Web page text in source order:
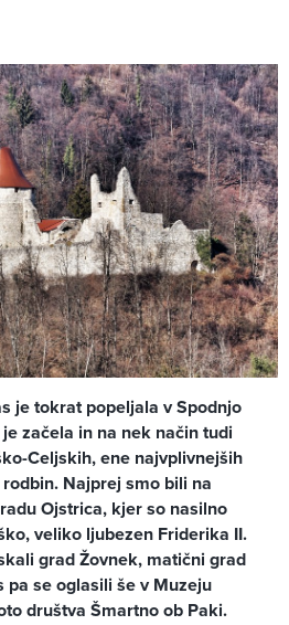
je tokrat popeljala v Spodnjo
začela in na nek način tudi
Celjskih, ene najvplivnejših
Najprej smo bili na
Ojstrica, kjer so nasilno
veliko ljubezen Friderika II.
grad Žovnek, matični grad
se oglasili še v Muzeju
društva Šmartno ob Paki.